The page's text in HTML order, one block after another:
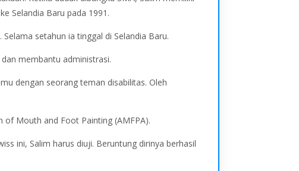
Selandia Baru pada 1991.
setahun ia tinggal di Selandia Baru.
membantu administrasi.
dengan seorang teman disabilitas. Oleh
of Mouth and Foot Painting (AMFPA).
ini, Salim harus diuji. Beruntung dirinya berhasil